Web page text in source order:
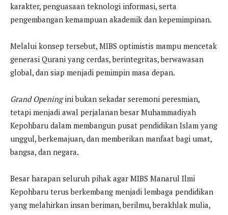
karakter, penguasaan teknologi informasi, serta
pengembangan kemampuan akademik dan kepemimpinan.
Melalui konsep tersebut, MIBS optimistis mampu mencetak
generasi Qurani yang cerdas, berintegritas, berwawasan
global, dan siap menjadi pemimpin masa depan.
Grand Openingini bukan sekadar seremoni peresmian,
tetapi menjadi awal perjalanan besar Muhammadiyah
Kepohbaru dalam membangun pusat pendidikan Islam yang
unggul, berkemajuan, dan memberikan manfaat bagi umat,
bangsa, dan negara.
Besar harapan seluruh pihak agar MIBS Manarul Ilmi
Kepohbaru terus berkembang menjadi lembaga pendidikan
yang melahirkan insan beriman, berilmu, berakhlak mulia,